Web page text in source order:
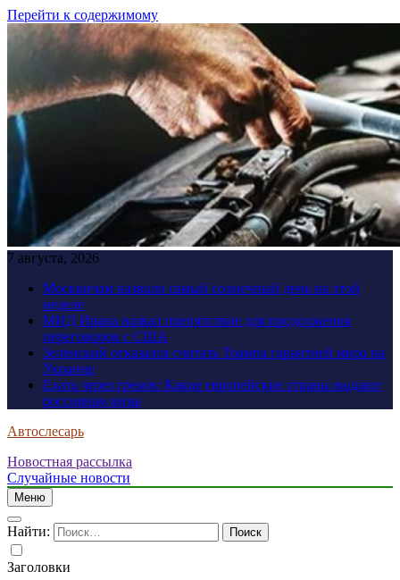
Перейти к содержимому
7 августа, 2026
Москвичам назвали самый солнечный день на этой
неделе
МИД Ирана назвал препятствие для продолжения
переговоров с США
Зеленский отказался считать Трампа гарантией мира на
Украине
Ехать через греков: Какие европейские страны выдают
россиянам визы
Автослесарь
Новостная рассылка
Случайные новости
Меню
Найти:
Заголовки